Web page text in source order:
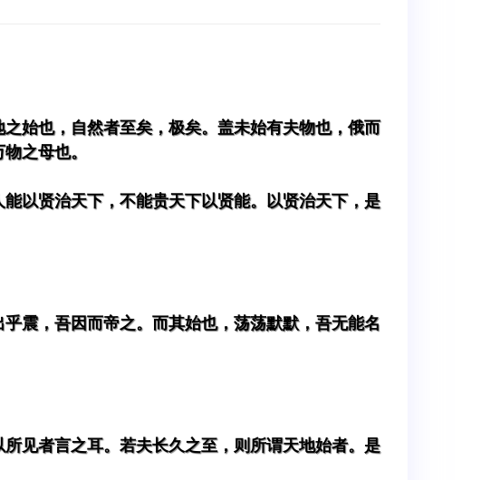
始也，自然者至矣，极矣。盖未始有夫物也，俄而
之母也。
以贤治天下，不能贵天下以贤能。以贤治天下，是
震，吾因而帝之。而其始也，荡荡默默，吾无能名
见者言之耳。若夫长久之至，则所谓天地始者。是